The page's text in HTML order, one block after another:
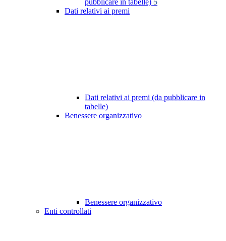
pubblicare in tabelle) 5
Dati relativi ai premi
Dati relativi ai premi (da pubblicare in
tabelle)
Benessere organizzativo
Benessere organizzativo
Enti controllati